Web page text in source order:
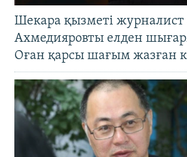
Шекара қызметі
Ахмедияровты елден
Оған қарсы шағым жазған